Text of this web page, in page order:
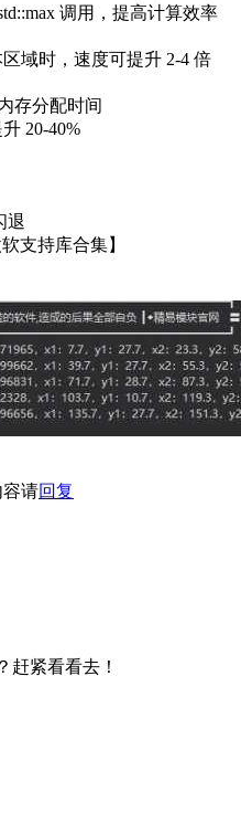
调用，提高计算效率
域时，速度可提升 2-4 倍
存分配时间
20-40%
退
支持库合集】
请回复
赶紧看看去！